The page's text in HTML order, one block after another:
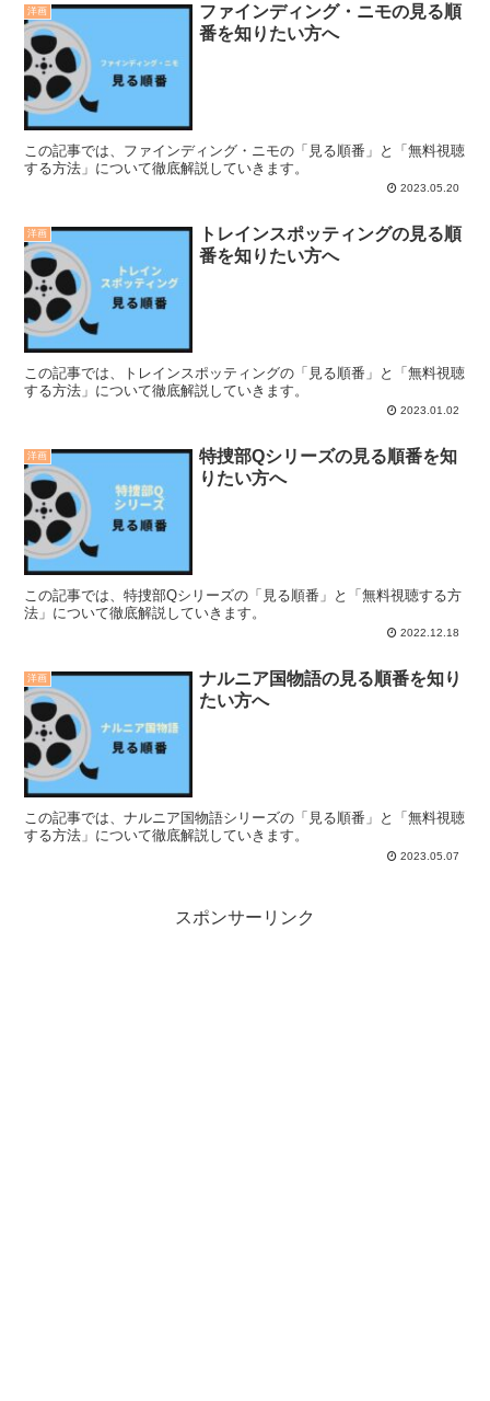
洋画
ファインディング・ニモの見る順
番を知りたい方へ
この記事では、ファインディング・ニモの「見る順番」と「無料視聴
する方法」について徹底解説していきます。
2023.05.20
洋画
トレインスポッティングの見る順
番を知りたい方へ
この記事では、トレインスポッティングの「見る順番」と「無料視聴
する方法」について徹底解説していきます。
2023.01.02
洋画
特捜部Qシリーズの見る順番を知
りたい方へ
この記事では、特捜部Qシリーズの「見る順番」と「無料視聴する方
法」について徹底解説していきます。
2022.12.18
洋画
ナルニア国物語の見る順番を知り
たい方へ
この記事では、ナルニア国物語シリーズの「見る順番」と「無料視聴
する方法」について徹底解説していきます。
2023.05.07
スポンサーリンク